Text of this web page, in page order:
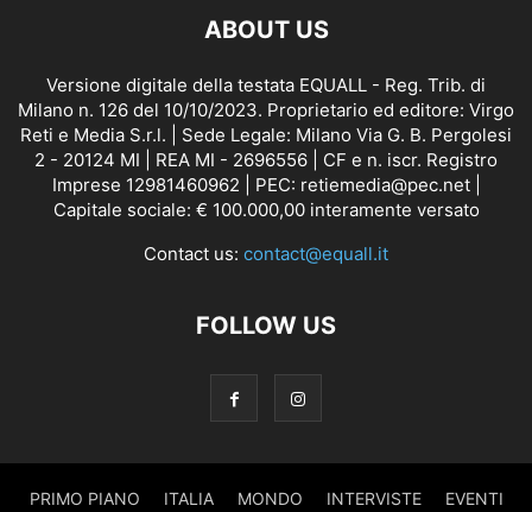
ABOUT US
Versione digitale della testata EQUALL - Reg. Trib. di
Milano n. 126 del 10/10/2023. Proprietario ed editore: Virgo
Reti e Media S.r.l. | Sede Legale: Milano Via G. B. Pergolesi
2 - 20124 MI | REA MI - 2696556 | CF e n. iscr. Registro
Imprese 12981460962 | PEC: retiemedia@pec.net |
Capitale sociale: € 100.000,00 interamente versato
Contact us: contact@equall.it
FOLLOW US
PRIMO PIANO ITALIA MONDO INTERVISTE EVENTI